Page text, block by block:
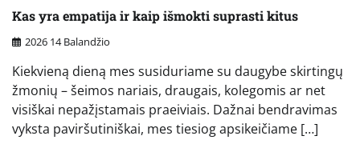
Kas yra empatija ir kaip išmokti suprasti kitus
2026 14 Balandžio
Kiekvieną dieną mes susiduriame su daugybe skirtingų
žmonių – šeimos nariais, draugais, kolegomis ar net
visiškai nepažįstamais praeiviais. Dažnai bendravimas
vyksta paviršutiniškai, mes tiesiog apsikeičiame […]